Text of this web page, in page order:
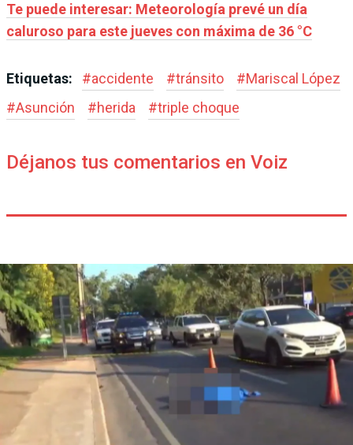
Te puede interesar: Meteorología prevé un día
caluroso para este jueves con máxima de 36 °C
Etiquetas: #accidente #tránsito #Mariscal López
#Asunción #herida #triple choque
Déjanos tus comentarios en Voiz